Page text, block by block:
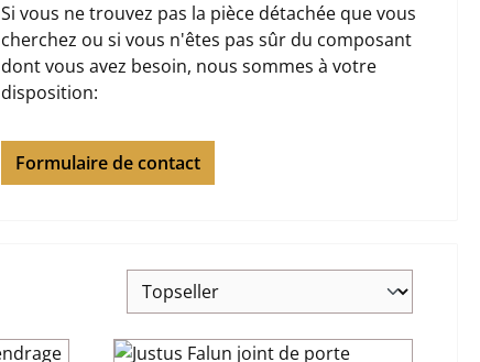
Si vous ne trouvez pas la pièce détachée que vous
cherchez ou si vous n'êtes pas sûr du composant
dont vous avez besoin, nous sommes à votre
disposition:
Formulaire de contact